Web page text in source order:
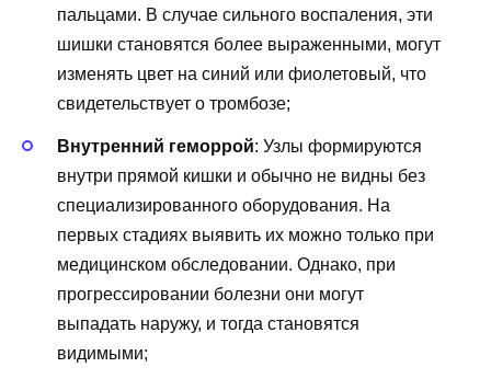
пальцами. В случае сильного воспаления, эти
шишки становятся более выраженными, могут
изменять цвет на синий или фиолетовый, что
свидетельствует о тромбозе;
Внутренний геморрой: Узлы формируются
внутри прямой кишки и обычно не видны без
специализированного оборудования. На
первых стадиях выявить их можно только при
медицинском обследовании. Однако, при
прогрессировании болезни они могут
выпадать наружу, и тогда становятся
видимыми;